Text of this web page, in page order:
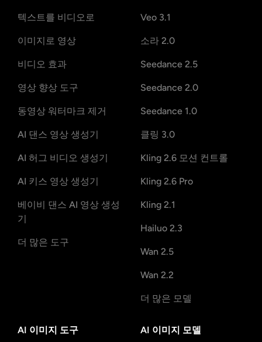
텍스트를 비디오로
이미지로 영상
비디오 효과
영상 향상 도구
동영상 워터마크 제거
AI 댄스 영상 생성기
AI 허그 비디오 생성기
AI 키스 영상 생성기
베이비 댄스 AI 영상 생성
기
더 많은 도구
Veo 3.1
소라 2.0
Seedance 2.5
Seedance 2.0
Seedance 1.0
클링 3.0
Kling 2.6 모션 컨트롤
Kling 2.6 Pro
Kling 2.1
Hailuo 2.3
Wan 2.5
Wan 2.2
더 많은 모델
AI 이미지 도구 AI 이미지 모델